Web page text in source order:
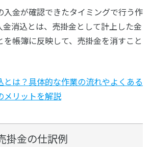
入金が確認できたタイミングで行う作
金消込とは、売掛金として計上した金
帳簿に反映して、売掛金を消すこと
とは？具体的な作業の流れやよくある
メリットを解説
掛金の仕訳例